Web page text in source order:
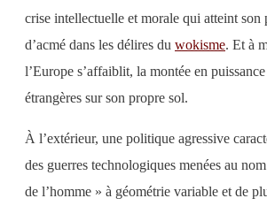
crise intellectuelle et morale qui atteint son
d’acmé dans les délires du wokisme. Et à
l’Europe s’affaiblit, la montée en
étrangères sur son propre sol.
À l’extérieur, une politique agressive
des guerres technologiques menées au
de l’homme » à géométrie variable et de